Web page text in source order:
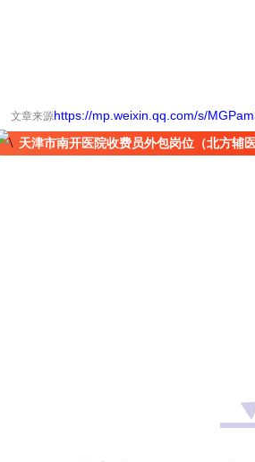
文章来源https://mp.weixin.qq.com/s/
天津市南开医院收费员外包岗位（北方辅